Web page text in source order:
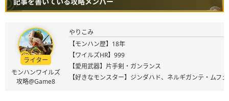
ライター
モンハンワイルズ
攻略@Game8
やりこみ
【モンハン歴】18年
【ワイルズHR】999
【愛用武器】片手剣・ガンランス
【好きなモンスター】ジンダハド、ネルギガンテ・ムフ